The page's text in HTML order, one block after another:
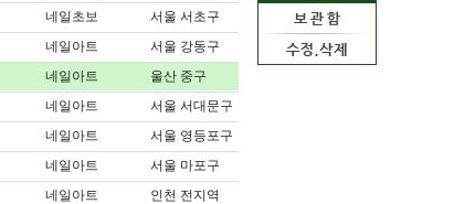
네일초보
서울 서초구
네일아트
서울 강동구
네일아트
울산 중구
네일아트
서울 서대문구
네일아트
서울 영등포구
네일아트
서울 마포구
네일아트
인천 전지역